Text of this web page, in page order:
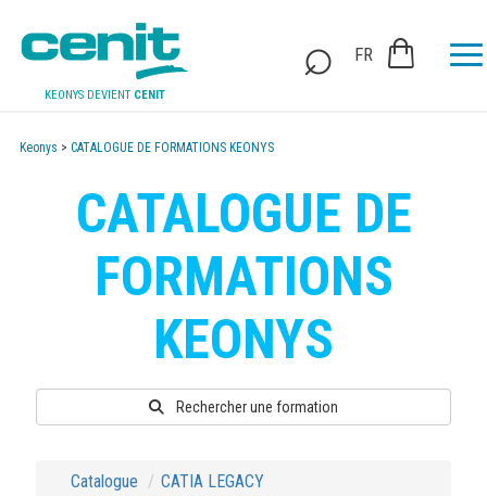
KEONYS DEVIENT CENIT
FR
Keonys > CATALOGUE DE FORMATIONS KEONYS
CATALOGUE DE
FORMATIONS
KEONYS
Rechercher une formation
Catalogue
CATIA LEGACY